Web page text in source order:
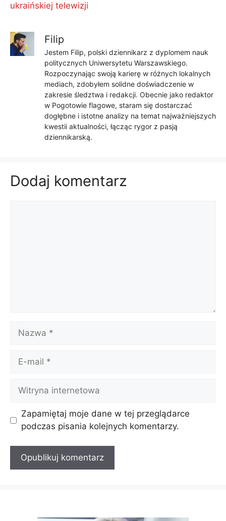
ukraińskiej telewizji
Filip
Jestem Filip, polski dziennikarz z dyplomem nauk
politycznych Uniwersytetu Warszawskiego.
Rozpoczynając swoją karierę w różnych lokalnych
mediach, zdobyłem solidne doświadczenie w
zakresie śledztwa i redakcji. Obecnie jako redaktor
w Pogotowie flagowe, staram się dostarczać
dogłębne i istotne analizy na temat najważniejszych
kwestii aktualności, łącząc rygor z pasją
dziennikarską.
Dodaj komentarz
Nazwa
Witryna
internetowa
Zapamiętaj moje dane w tej przeglądarce
podczas pisania kolejnych komentarzy.